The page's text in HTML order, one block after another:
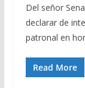
Del señor
declarar de
patronal en
Read More